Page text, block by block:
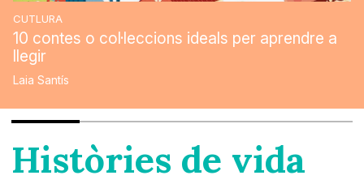
CUTLURA
10 contes o col·leccions ideals per aprendre a
llegir
Laia Santís
Històries de vida